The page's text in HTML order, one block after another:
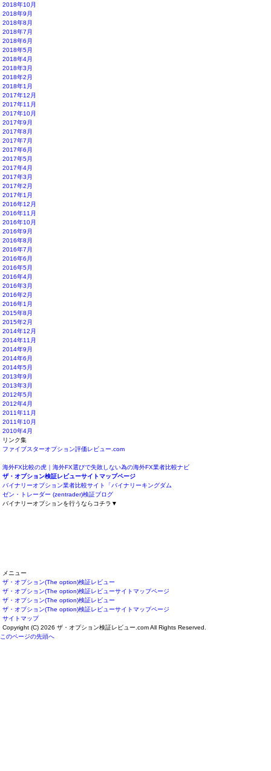
2018年10月
2018年9月
2018年8月
2018年7月
2018年6月
2018年5月
2018年4月
2018年3月
2018年2月
2018年1月
2017年12月
2017年11月
2017年10月
2017年9月
2017年8月
2017年7月
2017年6月
2017年5月
2017年4月
2017年3月
2017年2月
2017年1月
2016年12月
2016年11月
2016年10月
2016年9月
2016年8月
2016年7月
2016年6月
2016年5月
2016年4月
2016年3月
2016年2月
2016年1月
2015年8月
2015年2月
2014年12月
2014年11月
2014年9月
2014年6月
2014年5月
2013年9月
2013年3月
2012年5月
2012年4月
2011年11月
2011年10月
2010年4月
リンク集
ファイブスターオプション評価レビュー.com
海外FX比較の虎｜海外FX選びで失敗しない為の海外FX業者比較ナビ
ザ・オプション検証レビューサイトマップページ
バイナリーオプション業者比較サイト「バイナリーキングダム
ゼン・トレーダー (zentrader)検証ブログ
バイナリーオプションを行うならコチラ▼
メニュー
ザ・オプション(The option)検証レビュー
ザ・オプション(The option)検証レビューサイトマップページ
ザ・オプション(The option)検証レビュー
ザ・オプション(The option)検証レビューサイトマップページ
サイトマップ
Copyright (C) 2026 ザ・オプション検証レビュー.comAll Rights Reserved.
このページの先頭へ